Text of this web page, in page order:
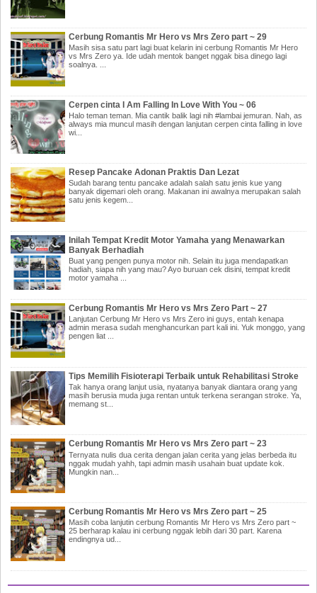
Cerbung Romantis Mr Hero vs Mrs Zero part ~ 29
Masih sisa satu part lagi buat kelarin ini cerbung Romantis Mr Hero
vs Mrs Zero ya. Ide udah mentok banget nggak bisa dinego lagi
soalnya. ...
Cerpen cinta I Am Falling In Love With You ~ 06
Halo teman teman. Mia cantik balik lagi nih #lambai jemuran. Nah, as
always mia muncul masih dengan lanjutan cerpen cinta falling in love
wi...
Resep Pancake Adonan Praktis Dan Lezat
Sudah barang tentu pancake adalah salah satu jenis kue yang
banyak digemari oleh orang. Makanan ini awalnya merupakan salah
satu jenis kegem...
Inilah Tempat Kredit Motor Yamaha yang Menawarkan
Banyak Berhadiah
Buat yang pengen punya motor nih. Selain itu juga mendapatkan
hadiah, siapa nih yang mau? Ayo buruan cek disini, tempat kredit
motor yamaha ...
Cerbung Romantis Mr Hero vs Mrs Zero Part ~ 27
Lanjutan Cerbung Mr Hero vs Mrs Zero ini guys, entah kenapa
admin merasa sudah menghancurkan part kali ini. Yuk monggo, yang
pengen liat ...
Tips Memilih Fisioterapi Terbaik untuk Rehabilitasi Stroke
Tak hanya orang lanjut usia, nyatanya banyak diantara orang yang
masih berusia muda juga rentan untuk terkena serangan stroke. Ya,
memang st...
Cerbung Romantis Mr Hero vs Mrs Zero part ~ 23
Ternyata nulis dua cerita dengan jalan cerita yang jelas berbeda itu
nggak mudah yahh, tapi admin masih usahain buat update kok.
Mungkin nan...
Cerbung Romantis Mr Hero vs Mrs Zero part ~ 25
Masih coba lanjutin cerbung Romantis Mr Hero vs Mrs Zero part ~
25 berharap kalau ini cerbung nggak lebih dari 30 part. Karena
endingnya ud...